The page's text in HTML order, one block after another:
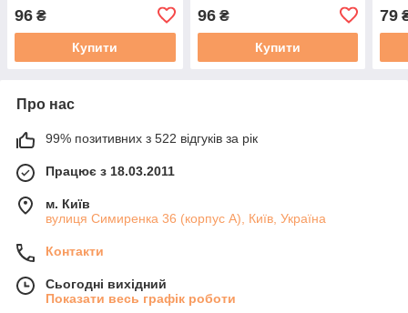
96 ₴
Купити
96₴
Купити
79
Про нас
99% позитивних з 522 відгуків за рік
Працює з 18.03.2011
м. Київ
вулиця Симиренка 36 (корпус А), Київ, Україна
Контакти
Сьогодні вихідний
Показати весь графік роботи